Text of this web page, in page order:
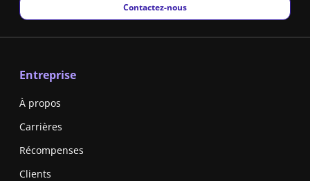
New window
Contactez-nous
Entreprise
À propos
Carrières
Récompenses
Clients